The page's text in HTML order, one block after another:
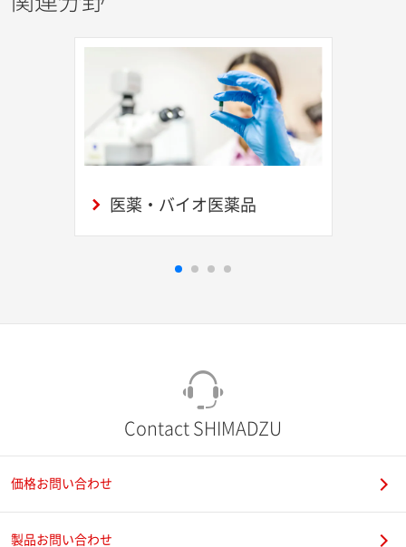
医薬・バイオ医薬品
Contact SHIMADZU
価格お問い合わせ
製品お問い合わせ